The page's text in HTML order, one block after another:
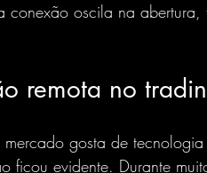
conexão oscila na
remota no
gosta de tecnologia
ficou evidente. Durante